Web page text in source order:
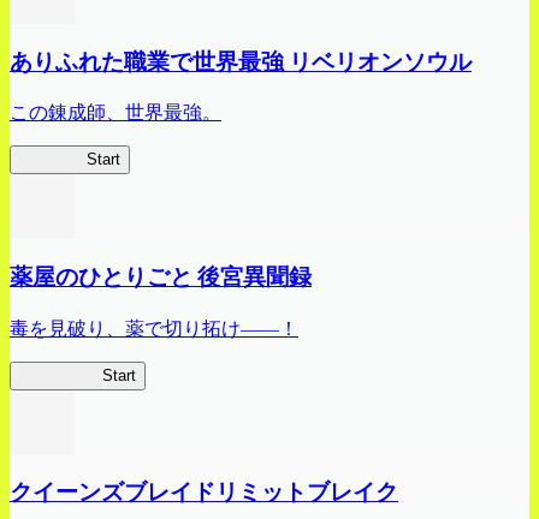
ありふれた職業で世界最強 リベリオンソウル
この錬成師、世界最強。
Start
薬屋のひとりごと 後宮異聞録
毒を見破り、薬で切り拓け――！
Start
クイーンズブレイドリミットブレイク